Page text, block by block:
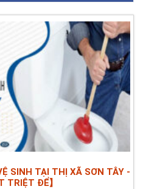
SINH TẠI THỊ XÃ SƠN TÂY -
TRIỆT ĐỂ】